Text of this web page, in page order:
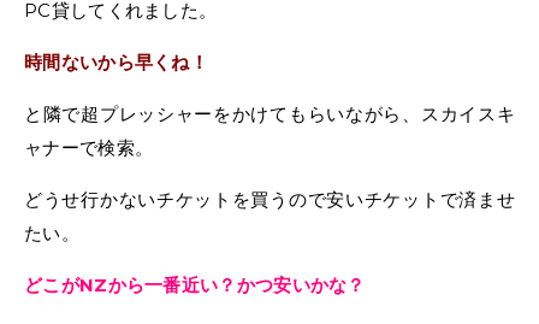
PC貸してくれました。
時間ないから早くね！
と隣で超プレッシャーをかけてもらいながら、スカイスキ
ャナーで検索。
どうせ行かないチケットを買うので安いチケットで済ませ
たい。
どこがNZから一番近い？かつ安いかな？